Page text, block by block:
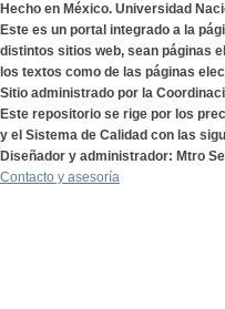
Hecho en México. Universidad
Este es un portal integrado a la
distintos sitios web, sean páginas
los textos como de las páginas
Sitio administrado por la
Este repositorio se rige por los
y el Sistema de Calidad con las
Diseñador y administrador: Mtro
Contacto y asesoría